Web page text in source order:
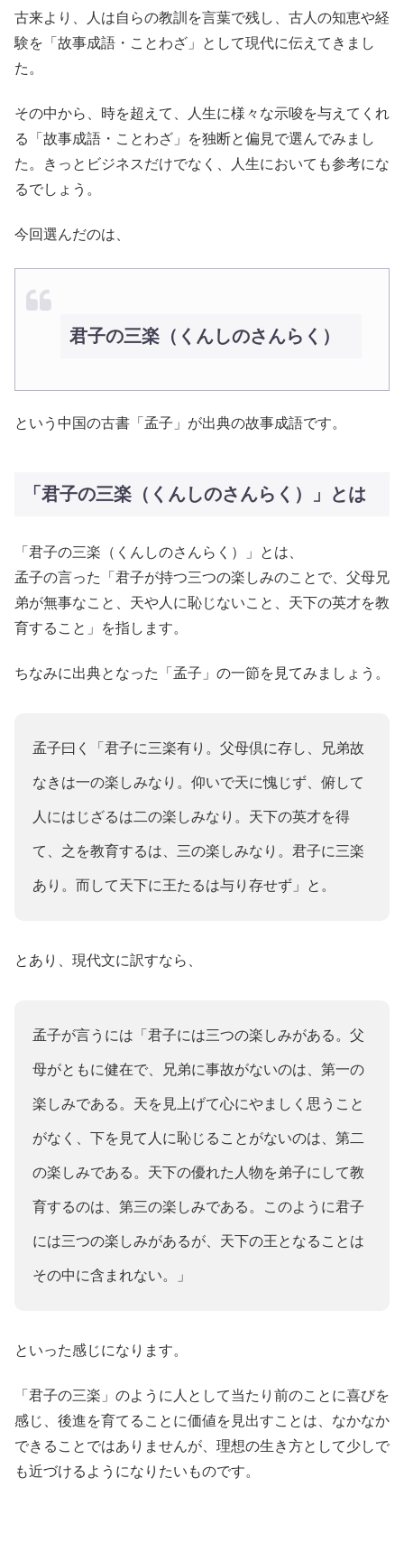
古来より、人は自らの教訓を言葉で残し、古人の知恵や経
験を「故事成語・ことわざ」として現代に伝えてきまし
た。
その中から、時を超えて、人生に様々な示唆を与えてくれ
る「故事成語・ことわざ」を独断と偏見で選んでみまし
た。きっとビジネスだけでなく、人生においても参考にな
るでしょう。
今回選んだのは、
君子の三楽（くんしのさんらく）
という中国の古書「孟子」が出典の故事成語です。
「君子の三楽（くんしのさんらく）」とは
「君子の三楽（くんしのさんらく）」とは、
孟子の言った「君子が持つ三つの楽しみのことで、父母兄
弟が無事なこと、天や人に恥じないこと、天下の英才を教
育すること」を指します。
ちなみに出典となった「孟子」の一節を見てみましょう。
孟子曰く「君子に三楽有り。父母倶に存し、兄弟故
なきは一の楽しみなり。仰いで天に愧じず、俯して
人にはじざるは二の楽しみなり。天下の英才を得
て、之を教育するは、三の楽しみなり。君子に三楽
あり。而して天下に王たるは与り存せず」と。
とあり、現代文に訳すなら、
孟子が言うには「君子には三つの楽しみがある。父
母がともに健在で、兄弟に事故がないのは、第一の
楽しみである。天を見上げて心にやましく思うこと
がなく、下を見て人に恥じることがないのは、第二
の楽しみである。天下の優れた人物を弟子にして教
育するのは、第三の楽しみである。このように君子
には三つの楽しみがあるが、天下の王となることは
その中に含まれない。」
といった感じになります。
「君子の三楽」のように人として当たり前のことに喜びを
感じ、後進を育てることに価値を見出すことは、なかなか
できることではありませんが、理想の生き方として少しで
も近づけるようになりたいものです。